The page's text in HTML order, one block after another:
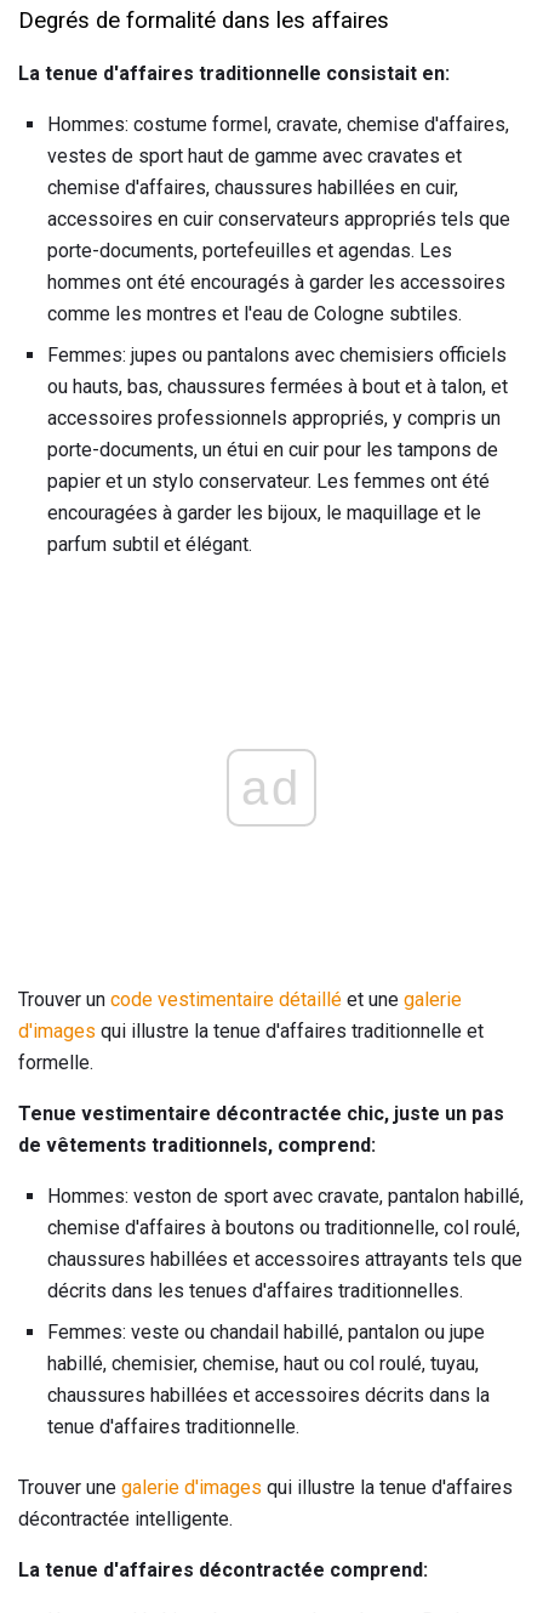
Degrés de formalité dans les affaires
La tenue d'affaires traditionnelle consistait en:
Hommes: costume formel, cravate, chemise d'affaires,
vestes de sport haut de gamme avec cravates et
chemise d'affaires, chaussures habillées en cuir,
accessoires en cuir conservateurs appropriés tels que
porte-documents, portefeuilles et agendas. Les
hommes ont été encouragés à garder les accessoires
comme les montres et l'eau de Cologne subtiles.
Femmes: jupes ou pantalons avec chemisiers officiels
ou hauts, bas, chaussures fermées à bout et à talon, et
accessoires professionnels appropriés, y compris un
porte-documents, un étui en cuir pour les tampons de
papier et un stylo conservateur. Les femmes ont été
encouragées à garder les bijoux, le maquillage et le
parfum subtil et élégant.
ad
Trouver un code vestimentaire détaillé et une galerie
d'images qui illustre la tenue d'affaires traditionnelle et
formelle.
Tenue vestimentaire décontractée chic, juste un pas
de vêtements traditionnels, comprend:
Hommes: veston de sport avec cravate, pantalon habillé,
chemise d'affaires à boutons ou traditionnelle, col roulé,
chaussures habillées et accessoires attrayants tels que
décrits dans les tenues d'affaires traditionnelles.
Femmes: veste ou chandail habillé, pantalon ou jupe
habillé, chemisier, chemise, haut ou col roulé, tuyau,
chaussures habillées et accessoires décrits dans la
tenue d'affaires traditionnelle.
Trouver une galerie d'images qui illustre la tenue d'affaires
décontractée intelligente.
La tenue d'affaires décontractée comprend: